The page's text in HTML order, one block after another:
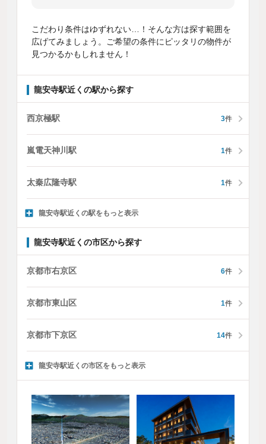
こだわり条件はゆずれない…！そんな方は探す範囲を
広げてみましょう。ご希望の条件にピッタリの物件が
見つかるかもしれません！
龍安寺駅近くの駅から探す
西京極駅 3件
嵐電天神川駅 1件
太秦広隆寺駅 1件
龍安寺駅近くの駅をもっと表示
龍安寺駅近くの市区から探す
京都市右京区 6件
京都市東山区 1件
京都市下京区 14件
龍安寺駅近くの市区をもっと表示